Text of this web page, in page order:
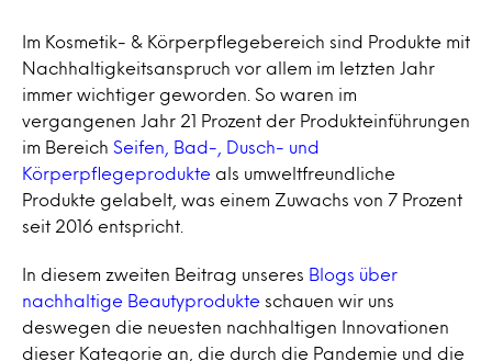
Im Kosmetik- & Körperpflegebereich sind Produkte mit
Nachhaltigkeitsanspruch vor allem im letzten Jahr
immer wichtiger geworden. So waren im
vergangenen Jahr 21 Prozent der Produkteinführungen
im Bereich Seifen, Bad-, Dusch- und
Körperpflegeprodukte als umweltfreundliche
Produkte gelabelt, was einem Zuwachs von 7 Prozent
seit 2016 entspricht.
In diesem zweiten Beitrag unseres Blogs über
nachhaltige Beautyprodukte schauen wir uns
deswegen die neuesten nachhaltigen Innovationen
dieser Kategorie an, die durch die Pandemie und die